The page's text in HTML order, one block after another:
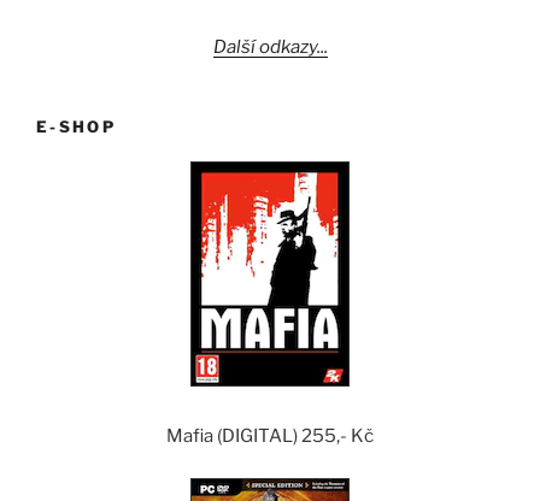
Další odkazy...
E-SHOP
Mafia (DIGITAL) 255,- Kč